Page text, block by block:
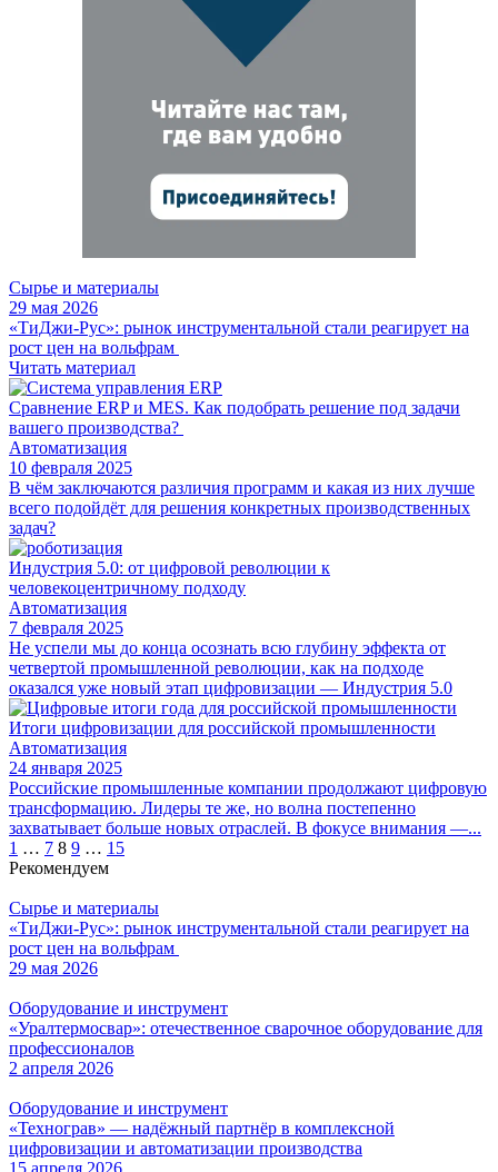
Сырье и материалы
29 мая 2026
«ТиДжи-Рус»: рынок инструментальной стали реагирует на
рост цен на вольфрам
Читать материал
Сравнение ERP и MES. Как подобрать решение под задачи
вашего производства?
Автоматизация
10 февраля 2025
В чём заключаются различия программ и какая из них лучше
всего подойдёт для решения конкретных производственных
задач?
Индустрия 5.0: от цифровой революции к
человекоцентричному подходу
Автоматизация
7 февраля 2025
Не успели мы до конца осознать всю глубину эффекта от
четвертой промышленной революции, как на подходе
оказался уже новый этап цифровизации — Индустрия 5.0
Итоги цифровизации для российской промышленности
Автоматизация
24 января 2025
Российские промышленные компании продолжают цифровую
трансформацию. Лидеры те же, но волна постепенно
захватывает больше новых отраслей. В фокусе внимания —...
Пагинация
записей
1 … 7 8 9 … 15
Рекомендуем
Сырье и материалы
«ТиДжи-Рус»: рынок инструментальной стали реагирует на
рост цен на вольфрам
29 мая 2026
Оборудование и инструмент
«Уралтермосвар»: отечественное сварочное оборудование для
профессионалов
2 апреля 2026
Оборудование и инструмент
«Технограв» — надёжный партнёр в комплексной
цифровизации и автоматизации производства
15 апреля 2026